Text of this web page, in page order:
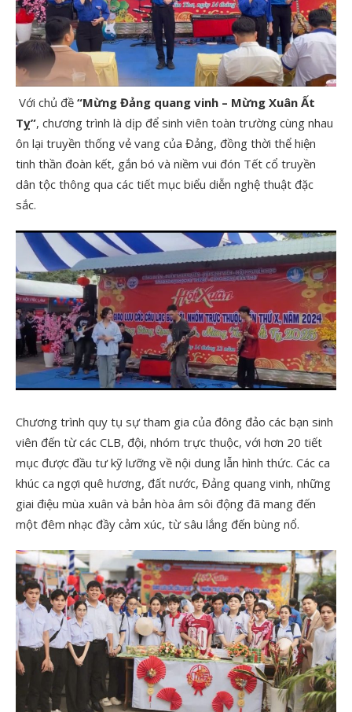
Với chủ đề “Mừng Đảng quang vinh – Mừng Xuân Ất
Tỵ”, chương trình là dịp để sinh viên toàn trường cùng nhau
ôn lại truyền thống vẻ vang của Đảng, đồng thời thể hiện
tinh thần đoàn kết, gắn bó và niềm vui đón Tết cổ truyền
dân tộc thông qua các tiết mục biểu diễn nghệ thuật đặc
sắc.
Chương trình quy tụ sự tham gia của đông đảo các bạn sinh
viên đến từ các CLB, đội, nhóm trực thuộc, với hơn 20 tiết
mục được đầu tư kỹ lưỡng về nội dung lẫn hình thức. Các ca
khúc ca ngợi quê hương, đất nước, Đảng quang vinh, những
giai điệu mùa xuân và bản hòa âm sôi động đã mang đến
một đêm nhạc đầy cảm xúc, từ sâu lắng đến bùng nổ.